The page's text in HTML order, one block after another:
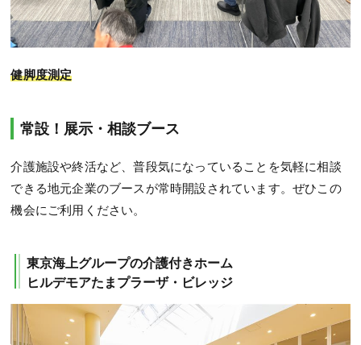
健脚度測定
常設！展示・相談ブース
介護施設や終活など、普段気になっていることを気軽に相談
できる地元企業のブースが常時開設されています。ぜひこの
機会にご利用ください。
東京海上グループの介護付きホーム
ヒルデモアたまプラーザ・ビレッジ